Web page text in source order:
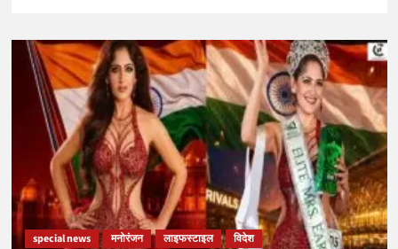
Chanakya
Niti
in
Hindi:
भूलकर
भी
न
करें
इन
3
तरह
के
लोगों
special news मनोरंजन लाइफस्टाइल विदेश